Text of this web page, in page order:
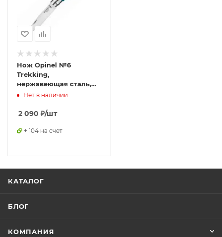
Нож Opinel №6
Trekking,
нержавеющая сталь,
бирюзовый, 002200
Нет в наличии
2 090 ₽/шт
+ 104 на счет
КАТАЛОГ
БЛОГ
КОМПАНИЯ